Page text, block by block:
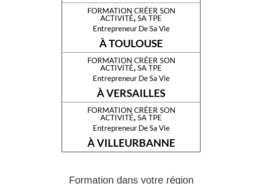
formation créer son
activité, sa tpe
Entrepreneur De Sa Vie
À TOULOUSE
formation créer son
activité, sa tpe
Entrepreneur De Sa Vie
À VERSAILLES
formation créer son
activité, sa tpe
Entrepreneur De Sa Vie
À VILLEURBANNE
Formation dans votre région